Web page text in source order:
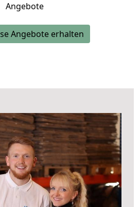
Angebote
Angebote erhalten